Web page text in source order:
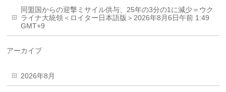
同盟国からの迎撃ミサイル供与、25年の3分の1に減少＝ウク
ライナ大統領＜ロイター日本語版＞2026年8月6日午前 1:49
GMT+9
アーカイブ
2026年8月